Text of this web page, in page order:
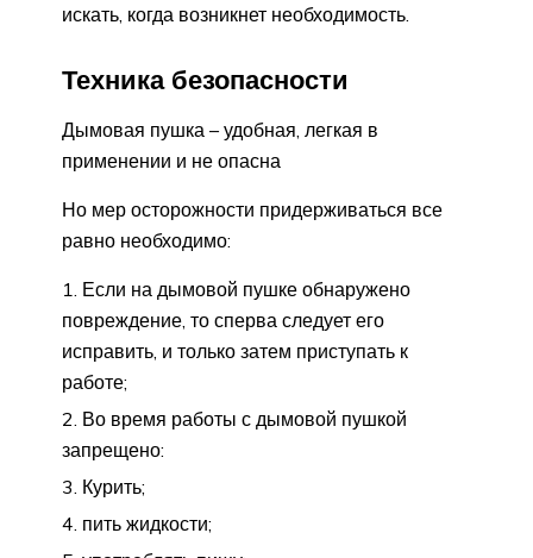
искать, когда возникнет необходимость.
Техника безопасности
Дымовая пушка – удобная, легкая в
применении и не опасна
Но мер осторожности придерживаться все
равно необходимо:
Если на дымовой пушке обнаружено
повреждение, то сперва следует его
исправить, и только затем приступать к
работе;
Во время работы с дымовой пушкой
запрещено:
Курить;
пить жидкости;